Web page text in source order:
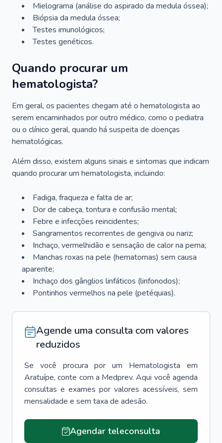
Mielograma (análise do aspirado da medula óssea);
Biópsia da medula óssea;
Testes imunológicos;
Testes genéticos.
Quando procurar um
hematologista?
Em geral, os pacientes chegam até o hematologista ao
serem encaminhados por outro médico, como o pediatra
ou o clínico geral, quando há suspeita de doenças
hematológicas.
Além disso, existem alguns sinais e sintomas que indicam
quando procurar um hematologista, incluindo:
Fadiga, fraqueza e falta de ar;
Dor de cabeça, tontura e confusão mental;
Febre e infecções reincidentes;
Sangramentos recorrentes de gengiva ou nariz;
Inchaço, vermelhidão e sensação de calor na perna;
Manchas roxas na pele (hematomas) sem causa
aparente;
Inchaço dos gânglios linfáticos (linfonodos);
Pontinhos vermelhos na pele (petéquias).
Agende uma consulta com valores
reduzidos
Se você procura por um Hematologista
em
Aratuípe, conte com a Medprev. Aqui você agenda
consultas e exames por valores acessíveis, sem
mensalidade e sem taxa de adesão.
Agendar teleconsulta